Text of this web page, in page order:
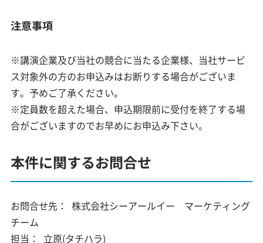
注意事項
※講演企業及び当社の競合に当たる企業様、当社サービ
ス対象外の方のお申込みはお断りする場合がございま
す。予めご了承ください。
※定員数を超えた場合、申込期限前に受付を終了する場
合がございますのでお早めにお申込み下さい。
本件に関するお問合せ
お問合せ先：
株式会社シーアールイー マーケティング
チーム
担当：
立原(タチハラ)